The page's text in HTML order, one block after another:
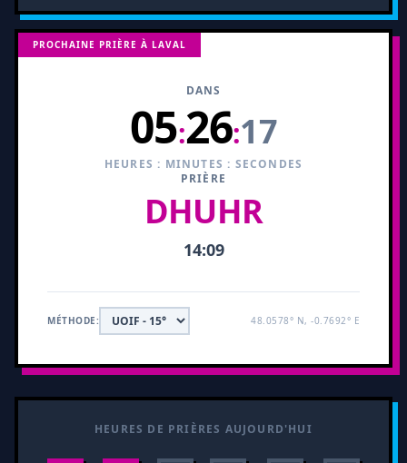
PROCHAINE PRIÈRE À LAVAL
DANS
05:26:16
HEURES : MINUTES : SECONDES
PRIÈRE
DHUHR
14:09
MÉTHODE: 48.0578° N, -0.7692° E
HEURES DE PRIÈRES AUJOURD'HUI